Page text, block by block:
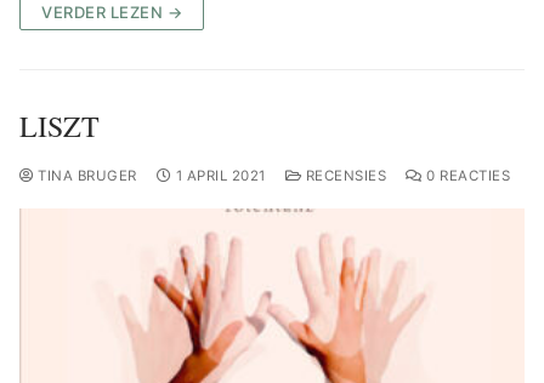
VERDER LEZEN →
LISZT
TINA BRUGER 1 APRIL 2021 RECENSIES 0 REACTIES